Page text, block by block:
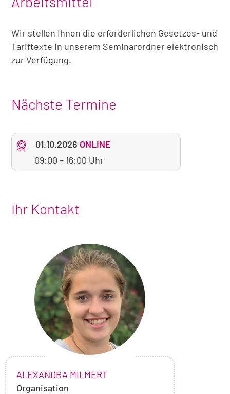
Wir stellen Ihnen die erforderlichen Gesetzes- und
Tariftexte in unserem Seminarordner elektronisch
zur Verfügung.
Nächste Termine
01.10.2026 ONLINE
09:00– 16:00 Uhr
Ihr Kontakt
Foto
von
Alexandra
Milmert
NAME:
ALEXANDRA MILMERT,
Organisation